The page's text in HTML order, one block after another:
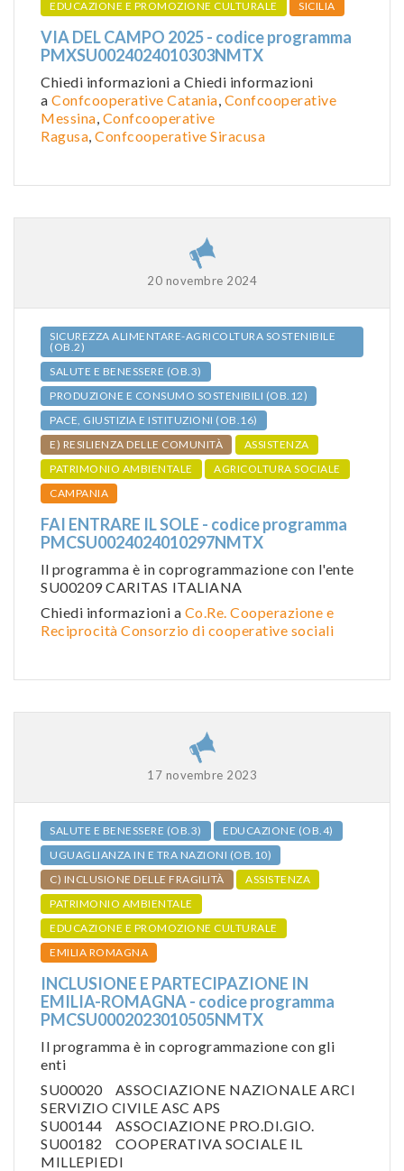
EDUCAZIONE E PROMOZIONE CULTURALE SICILIA
VIA DEL CAMPO 2025 - codice programma
PMXSU0024024010303NMTX
Chiedi informazioni a Chiedi informazioni
a Confcooperative Catania, Confcooperative
Messina, Confcooperative
Ragusa, Confcooperative Siracusa
20 novembre 2024
SICUREZZA ALIMENTARE-AGRICOLTURA SOSTENIBILE
(OB.2)
SALUTE E BENESSERE (OB.3)
PRODUZIONE E CONSUMO SOSTENIBILI (OB.12)
PACE, GIUSTIZIA E ISTITUZIONI (OB.16)
E) RESILIENZA DELLE COMUNITÀ
ASSISTENZA
PATRIMONIO AMBIENTALE
AGRICOLTURA SOCIALE
CAMPANIA
FAI ENTRARE IL SOLE - codice programma
PMCSU0024024010297NMTX
ll programma è in coprogrammazione con l'ente
SU00209 CARITAS ITALIANA
Chiedi informazioni a Co.Re. Cooperazione e
Reciprocità Consorzio di cooperative sociali
17 novembre 2023
SALUTE E BENESSERE (OB.3)
EDUCAZIONE (OB.4)
UGUAGLIANZA IN E TRA NAZIONI (OB.10)
C) INCLUSIONE DELLE FRAGILITÀ
ASSISTENZA
PATRIMONIO AMBIENTALE
EDUCAZIONE E PROMOZIONE CULTURALE
EMILIA ROMAGNA
INCLUSIONE E PARTECIPAZIONE IN
EMILIA-ROMAGNA - codice programma
PMCSU0002023010505NMTX
Il programma è in coprogrammazione con gli
enti
SU00020 ASSOCIAZIONE NAZIONALE ARCI
SERVIZIO CIVILE ASC APS
SU00144 ASSOCIAZIONE PRO.DI.GIO.
SU00182 COOPERATIVA SOCIALE IL
MILLEPIEDI